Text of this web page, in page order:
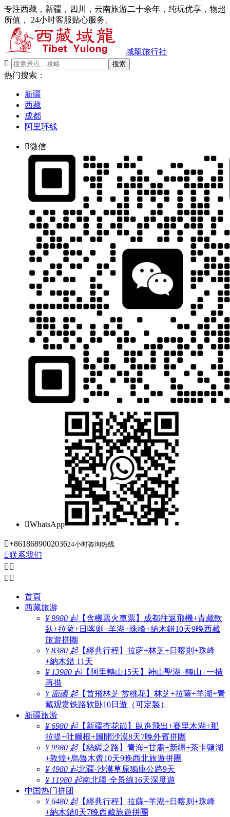
专注西藏，新疆，四川，云南旅游二十余年，纯玩优享，物超
所值， 24小时客服贴心服务。
域龍旅行社

搜索
热门搜索：
新疆
西藏
成都
阿里环线
微信
WhatsApp
+861868900203624小时咨询热线
联系我们
 
 
首頁
西藏旅游
¥ 9980 起【含機票火車票】成都往返飛機+青藏軟
臥+拉薩+日喀则+羊湖+珠峰+納木錯10天9晚西藏
旅遊拼團
¥ 8380 起【經典行程】拉萨+林芝+日喀則+珠峰
+納木錯 11天
¥ 13980 起【阿里轉山15天】神山聖湖+轉山+一措
再措
¥ 面議 起【首飛林芝 赏桃花】林芝+拉薩+羊湖+青
藏观赏铁路软卧10日遊（可定製）
新疆旅游
¥ 6980 起【新疆杏花節】臥進飛出+賽里木湖+那
拉提+吐爾根+圖開沙漠8天7晚外賓拼團
¥ 9980 起【絲綢之路】青海+甘肅+新疆+茶卡鹽湖
+敦煌+烏魯木齊10天9晚西北旅遊拼團
¥ 4980 起北疆·沙漠草原獨庫公路9天
¥ 11980 起南北疆·全景線16天深度遊
中国热门拼团
¥ 6480 起【經典行程】拉薩+羊湖+日喀则+珠峰
+納木錯8天7晚西藏旅遊拼團